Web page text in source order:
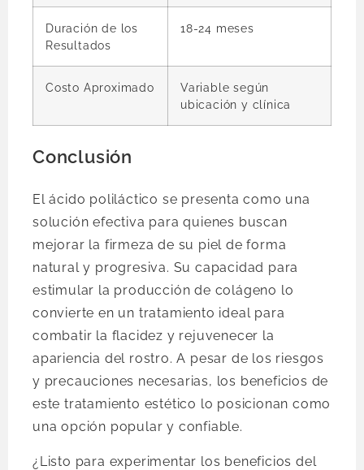
Duración de los
Resultados
18-24 meses
Costo Aproximado
Variable según
ubicación y clínica
Conclusión
El ácido poliláctico se presenta como una
solución efectiva para quienes buscan
mejorar la firmeza de su piel de forma
natural y progresiva. Su capacidad para
estimular la producción de colágeno lo
convierte en un tratamiento ideal para
combatir la flacidez y rejuvenecer la
apariencia del rostro. A pesar de los riesgos
y precauciones necesarias, los beneficios de
este tratamiento estético lo posicionan como
una opción popular y confiable.
¿Listo para experimentar los beneficios del